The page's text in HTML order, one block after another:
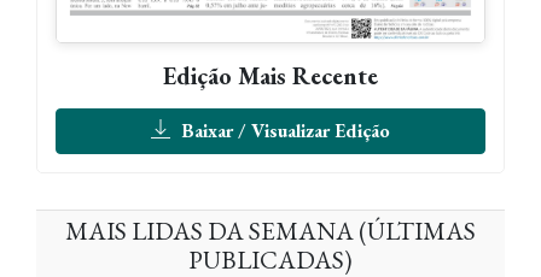
Edição Mais Recente
Baixar / Visualizar Edição
MAIS LIDAS DA SEMANA (ÚLTIMAS
PUBLICADAS)